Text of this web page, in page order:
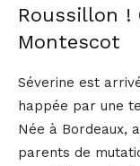
Roussillon !
Montescot
Séverine est
happée par une
Née à Bordeaux,
parents de